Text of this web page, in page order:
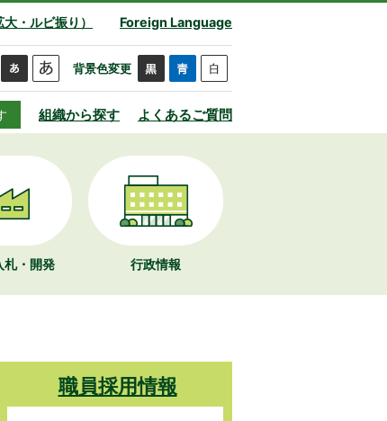
・ルビ振り） Foreign Language
背景色変更
組織から探す よくあるご質問
札・開発 行政情報
職員採用情報